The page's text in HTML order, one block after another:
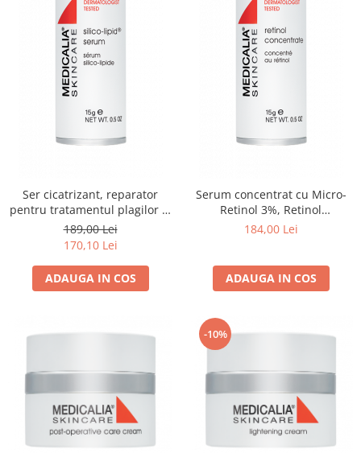
Ser cicatrizant, reparator
pentru tratamentul plagilor si
cicatricilor, Silico-Lipid Serum
- 15ml
189,00 Lei
170,10 Lei
ADAUGA IN COS
Serum concentrat cu Micro-
Retinol 3%, Retinol
Concentrate - 15ml
184,00 Lei
ADAUGA IN COS
-10%